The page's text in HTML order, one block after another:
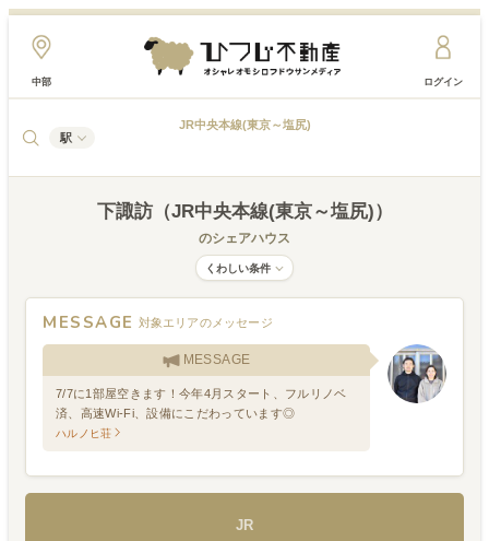
中部 ログイン
駅
JR中央本線(東京～塩尻)
下諏訪（JR中央本線(東京～塩尻)）
のシェアハウス
くわしい条件
MESSAGE 対象エリアのメッセージ
MESSAGE
7/7に1部屋空きます！今年4月スタート、フルリノベ
済、高速Wi-Fi、設備にこだわっています◎
ハルノヒ荘
JR